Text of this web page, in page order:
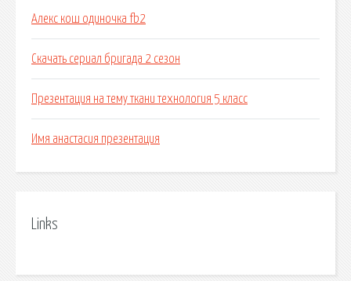
Алекс кош одиночка fb2
Скачать сериал бригада 2 сезон
Презентация на тему ткани технология 5 класс
Имя анастасия презентация
Links